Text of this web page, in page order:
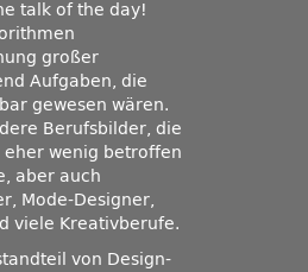
talk of the day!
großer
Aufgaben, die
gewesen wären.
Berufsbilder, die
wenig betroffen
aber auch
Mode-Designer,
viele Kreativberufe.
von Design-